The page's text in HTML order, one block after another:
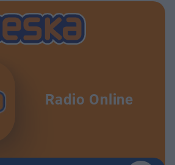
Radio Online